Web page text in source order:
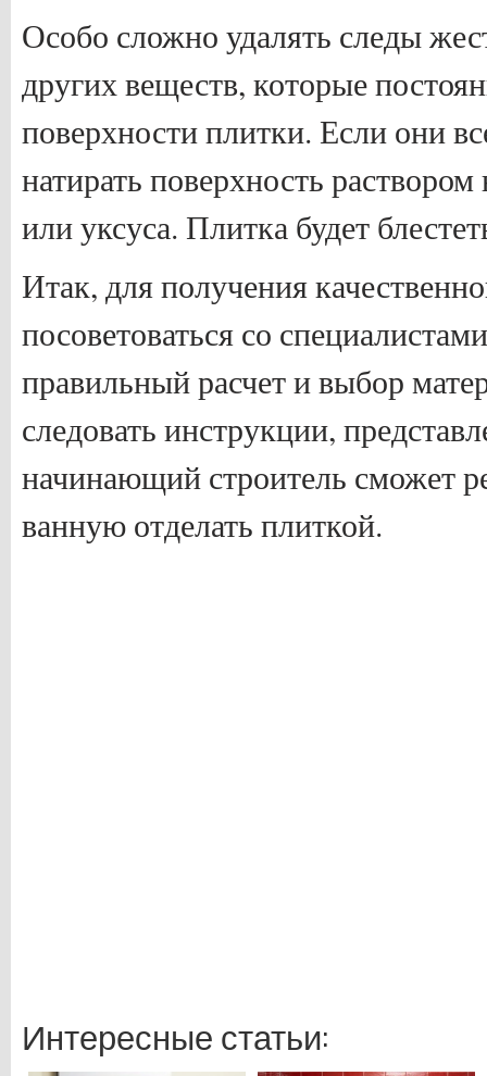
Особо сложно удалять следы
других веществ, которые
поверхности плитки. Если они
натирать поверхность
или уксуса. Плитка будет
Итак, для получения
посоветоваться со
правильный расчет и выбор
следовать инструкции,
начинающий строитель сможет
ванную отделать плиткой.
Интересные статьи: